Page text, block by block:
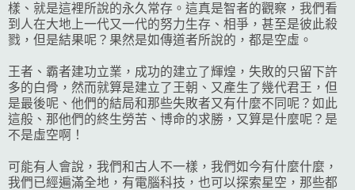
樣、就是這裡所說的永久常存。這真是智者的觀察，我們看
到人在大地上一代又一代的努力生存、相爭，甚至是彼此殺
戮，但是結果呢？果然是如傳道者所說的，都是空虛。
王者、霸者建功立業，成功的建立了輝煌，失敗的只留下許
多的白骨，然而就算是建立了王朝、又產生了幾代君王，但
是最後呢、他們的結局和那些失敗者又有什麼不同呢？如此
這般、那他們的終生勞苦、博命的求勝，又算是什麼呢？是
不是虛空啊！
可能有人會說，我們和古人不一樣，我們如今有什麼什麼，
我們已經遍滿全地，有電腦科技，也可以探索星空，那些都